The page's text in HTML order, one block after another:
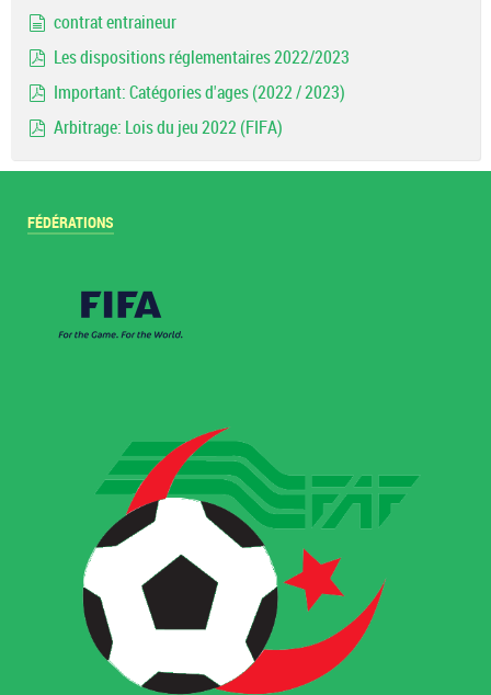
contrat entraineur
Les dispositions réglementaires 2022/2023
Important: Catégories d'ages (2022 / 2023)
Arbitrage: Lois du jeu 2022 (FIFA)
FÉDÉRATIONS